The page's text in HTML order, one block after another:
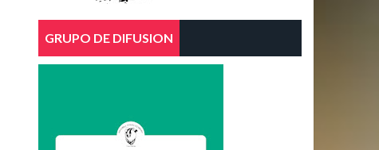
GRUPO DE DIFUSION